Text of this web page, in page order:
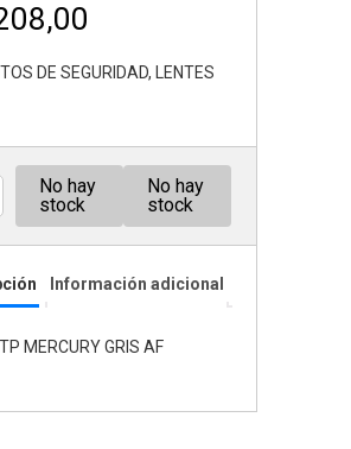
DE SEGURIDAD, LENTES
No hay
stock
No hay
stock
Información adicional
MERCURY GRIS AF